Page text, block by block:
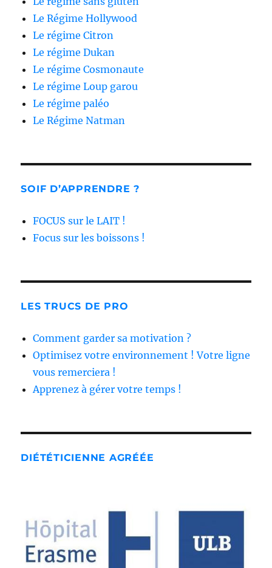
Le Régime Hollywood
Le régime Citron
Le régime Dukan
Le régime Cosmonaute
Le régime Loup garou
Le régime paléo
Le Régime Natman
SOIF D’APPRENDRE ?
FOCUS sur le LAIT !
Focus sur les boissons !
LES TRUCS DE PRO
Comment garder sa motivation ?
Optimisez votre environnement ! Votre ligne
vous remerciera !
Apprenez à gérer votre temps !
DIÉTÉTICIENNE AGRÉÉE